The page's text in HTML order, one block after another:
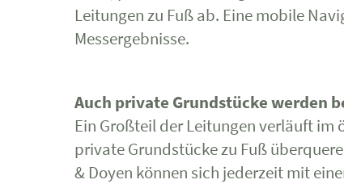
Leitungen zu Fuß ab. Eine mobile
Messergebnisse.
Auch private Grundstücke werden
Ein Großteil der Leitungen verläuft im
private Grundstücke zu Fuß
& Doyen können sich jederzeit mit